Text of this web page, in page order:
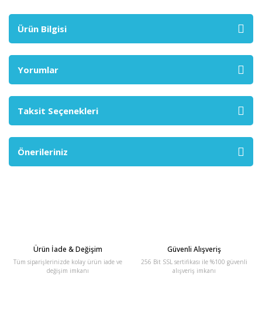
Ürün Bilgisi
Yorumlar
Taksit Seçenekleri
Önerileriniz
Ürün İade & Değişim
Tüm siparişlerinizde kolay ürün iade ve
değişim imkanı
Güvenli Alışveriş
256 Bit SSL sertifikası ile %100 güvenli
alışveriş imkanı